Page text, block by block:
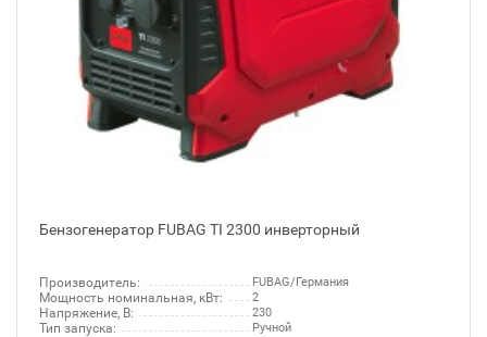
Бензогенератор FUBAG TI 2300 инверторный
Производитель: FUBAG/Германия
Мощность номинальная, кВт: 2
Напряжение, В: 230
Тип запуска: Ручной